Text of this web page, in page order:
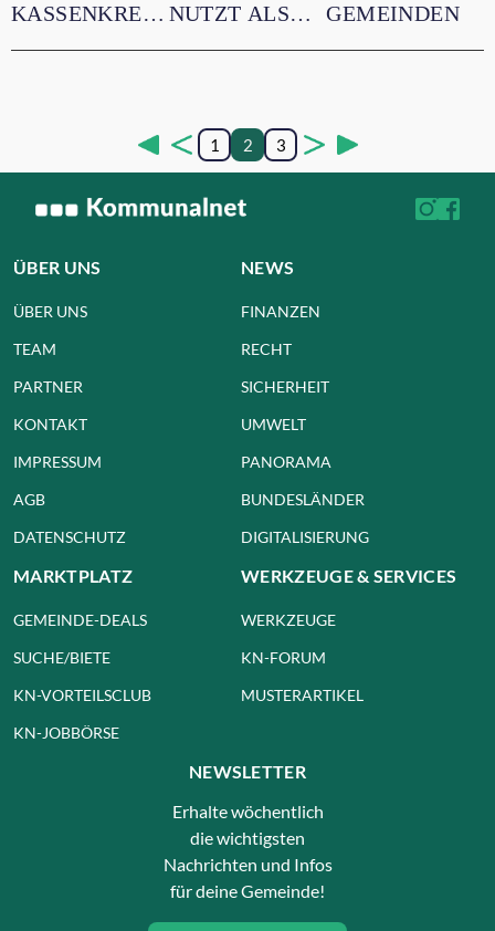
KASSENKREDITNUTZT ALS
GEMEINDEN
1 2 3
ÜBER UNS
ÜBER UNS
TEAM
PARTNER
KONTAKT
IMPRESSUM
AGB
DATENSCHUTZ
NEWS
FINANZEN
RECHT
SICHERHEIT
UMWELT
PANORAMA
BUNDESLÄNDER
DIGITALISIERUNG
MARKTPLATZ
GEMEINDE-DEALS
SUCHE/BIETE
KN-VORTEILSCLUB
KN-JOBBÖRSE
WERKZEUGE & SERVICES
WERKZEUGE
KN-FORUM
MUSTERARTIKEL
NEWSLETTER
Erhalte wöchentlich
die wichtigsten
Nachrichten und Infos
für deine Gemeinde!